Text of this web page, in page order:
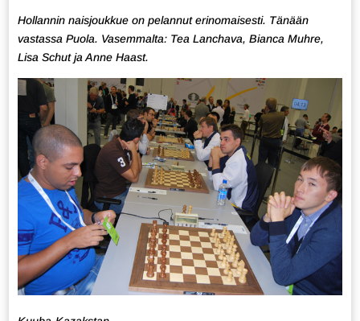
Hollannin naisjoukkue on pelannut erinomaisesti. Tänään
vastassa Puola. Vasemmalta: Tea Lanchava, Bianca Muhre,
Lisa Schut ja Anne Haast.